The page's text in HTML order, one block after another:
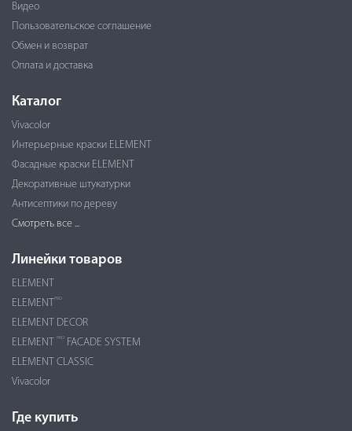
Видео
Пользовательское соглашение
Обмен и возврат
Оплата и доставка
Каталог
Vivacolor
Интерьерные краски ELEMENT
Фасадные краски ELEMENT
Декоративные штукатурки
Антисептики по дереву
Смотреть все ...
Линейки товаров
ELEMENT
ELEMENT
PRO
ELEMENT DECOR
ELEMENT
PRO
FACADE SYSTEM
ELEMENT CLASSIC
Vivacolor
Где купить